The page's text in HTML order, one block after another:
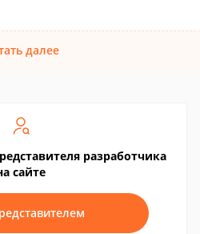
далее
разработчика
сайте